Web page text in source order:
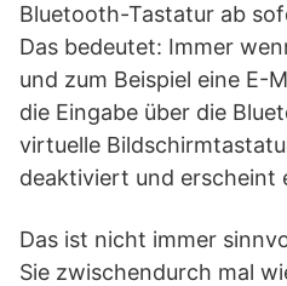
Bluetooth-Tastatur ab
Das bedeutet: Immer
und zum Beispiel eine E-
die Eingabe über die
virtuelle
deaktiviert und erscheint
Das ist nicht immer
Sie zwischendurch mal